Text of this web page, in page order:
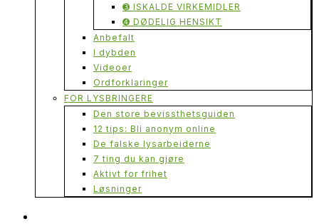
➌ ISKALDE VIRKEMIDLER
➍ DØDELIG HENSIKT
Anbefalt
I dybden
Videoer
Ordforklaringer
FOR LYSBRINGERE
Den store bevissthetsguiden
12 tips: Bli anonym online
De falske lysarbeiderne
7 ting du kan gjøre
Aktivt for frihet
Løsninger